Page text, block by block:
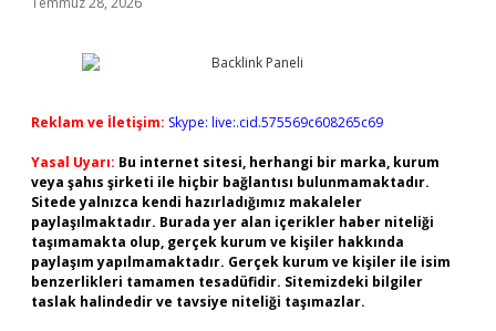
Reklam ve İletişim: Skype: live:.cid.575569c608265c69
Yasal Uyarı: Bu internet sitesi, herhangi bir marka, kurum
veya şahıs şirketi ile hiçbir bağlantısı bulunmamaktadır.
Sitede yalnızca kendi hazırladığımız makaleler
paylaşılmaktadır. Burada yer alan içerikler haber niteliği
taşımamakta olup, gerçek kurum ve kişiler hakkında
paylaşım yapılmamaktadır. Gerçek kurum ve kişiler ile isim
benzerlikleri tamamen tesadüfidir. Sitemizdeki bilgiler
taslak halindedir ve tavsiye niteliği taşımazlar.